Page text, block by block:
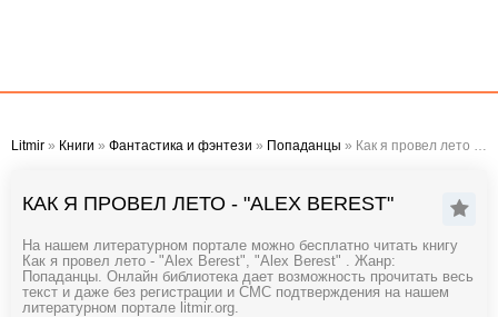
Litmir » Книги » Фантастика и фэнтези » Попаданцы » Как я провел лето - "Alex Berest"
КАК Я ПРОВЕЛ ЛЕТО - "ALEX BEREST"
На нашем литературном портале можно бесплатно читать книгу
Как я провел лето - "Alex Berest", "Alex Berest" . Жанр:
Попаданцы. Онлайн библиотека дает возможность прочитать весь
текст и даже без регистрации и СМС подтверждения на нашем
литературном портале litmir.org.